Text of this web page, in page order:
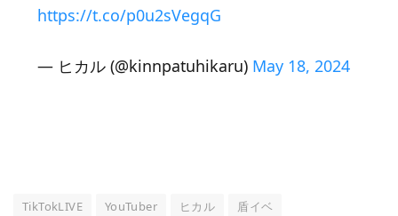
https://t.co/p0u2sVegqG
— ヒカル (@kinnpatuhikaru) May 18, 2024
TikTokLIVE YouTuber ヒカル 盾イベ